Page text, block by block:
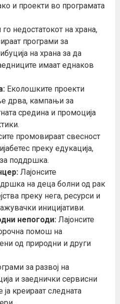
и проекти во програмата
недостатокот на храна,
програми за
на храна за да
имаат еднаков
Еколошките проекти
дрва, кампањи за
средина и промоција
промовираат свесност
преку едукација,
поддршка.
Лајонсите
на деца болни од рак
преку нега, ресурси и
иницијативи.
непогоди: Лајонсите
помош на
од природни и други
за развој на
и заеднички сервисни
ја креираат следната